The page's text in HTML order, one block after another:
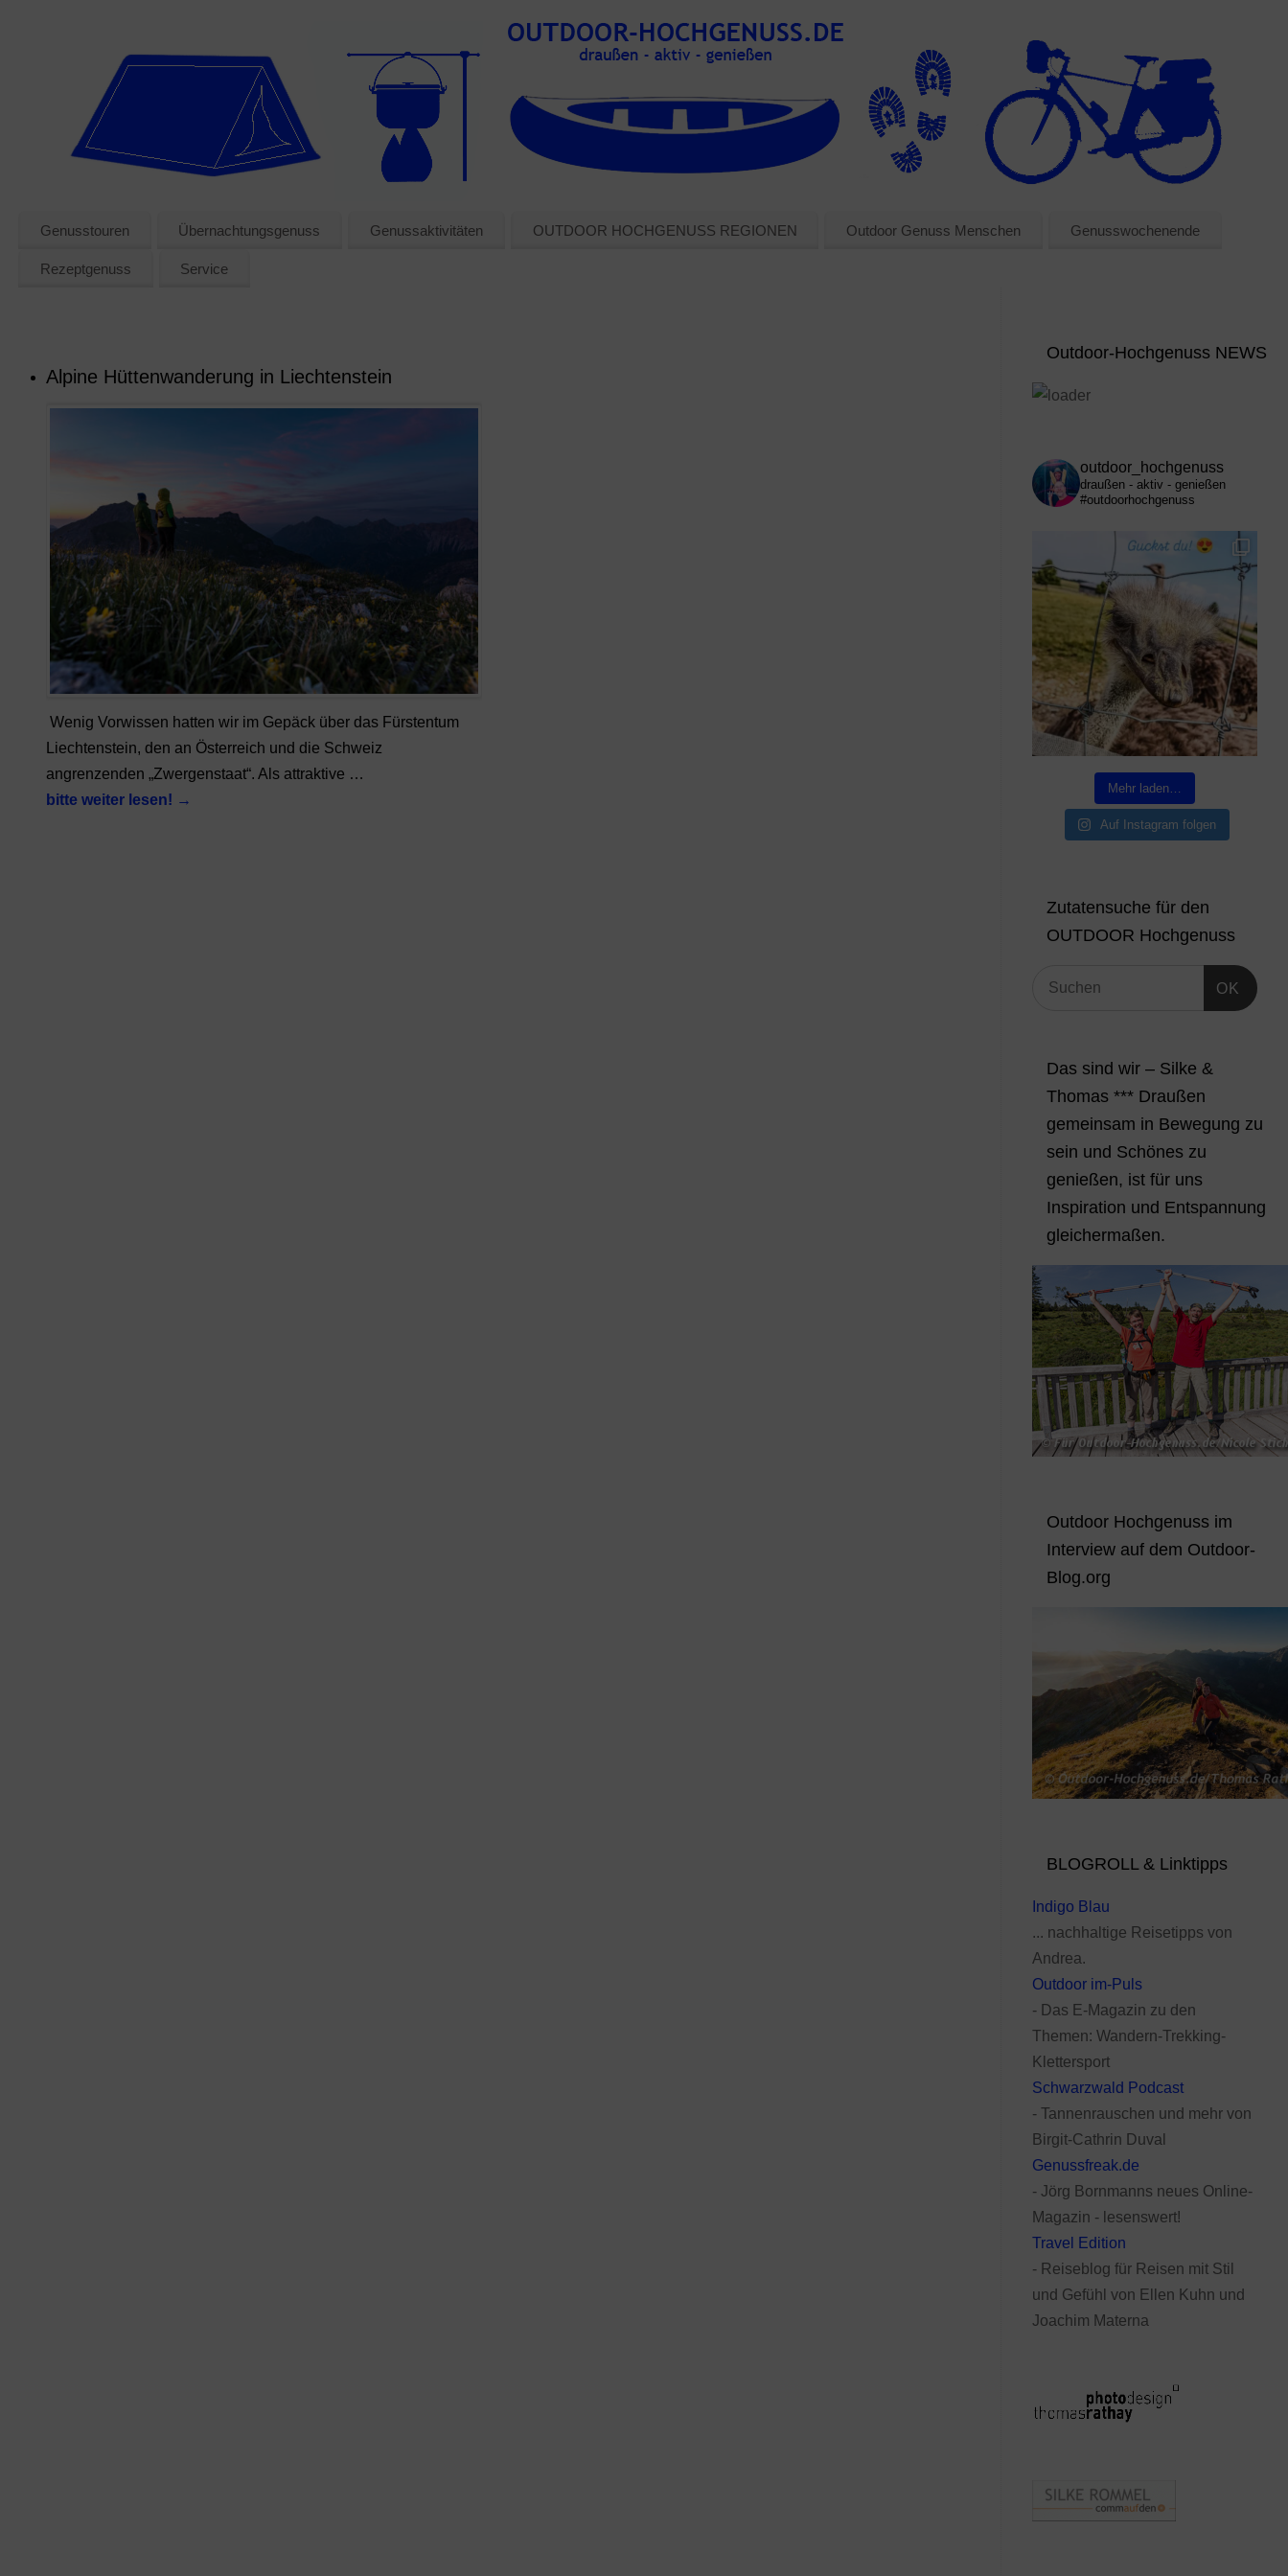
Genusstouren Übernachtungsgenuss Genussaktivitäten OUTDOOR HOCHGENUSS REGIONEN Outdoor Genuss Menschen Genusswochenende
Rezeptgenuss Service
Alpine Hüttenwanderung in Liechtenstein
Wenig Vorwissen hatten wir im Gepäck über das Fürstentum
Liechtenstein, den an Österreich und die Schweiz
angrenzenden „Zwergenstaat“. Als attraktive …
bitte weiter lesen! →
Outdoor-Hochgenuss NEWS
outdoor_hochgenuss
draußen - aktiv - genießen
#outdoorhochgenuss
Mehr laden…
Auf Instagram folgen
Zutatensuche für den
OUTDOOR Hochgenuss
OK
Das sind wir – Silke &
Thomas *** Draußen
gemeinsam in Bewegung zu
sein und Schönes zu
genießen, ist für uns
Inspiration und Entspannung
gleichermaßen.
Outdoor Hochgenuss im
Interview auf dem Outdoor-
Blog.org
BLOGROLL & Linktipps
Indigo Blau
... nachhaltige Reisetipps von
Andrea.
Outdoor im-Puls
- Das E-Magazin zu den
Themen: Wandern-Trekking-
Klettersport
Schwarzwald Podcast
- Tannenrauschen und mehr von
Birgit-Cathrin Duval
Genussfreak.de
- Jörg Bornmanns neues Online-
Magazin - lesenswert!
Travel Edition
- Reiseblog für Reisen mit Stil
und Gefühl von Ellen Kuhn und
Joachim Materna